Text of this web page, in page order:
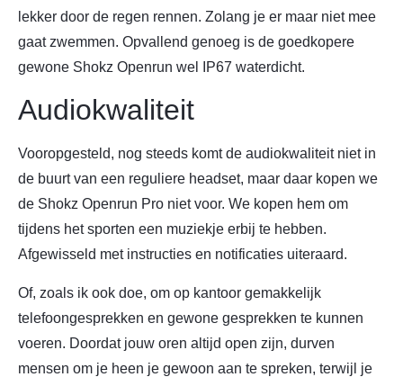
lekker door de regen rennen. Zolang je er maar niet mee
gaat zwemmen. Opvallend genoeg is de goedkopere
gewone Shokz Openrun wel IP67 waterdicht.
Audiokwaliteit
Vooropgesteld, nog steeds komt de audiokwaliteit niet in
de buurt van een reguliere headset, maar daar kopen we
de Shokz Openrun Pro niet voor. We kopen hem om
tijdens het sporten een muziekje erbij te hebben.
Afgewisseld met instructies en notificaties uiteraard.
Of, zoals ik ook doe, om op kantoor gemakkelijk
telefoongesprekken en gewone gesprekken te kunnen
voeren. Doordat jouw oren altijd open zijn, durven
mensen om je heen je gewoon aan te spreken, terwijl je